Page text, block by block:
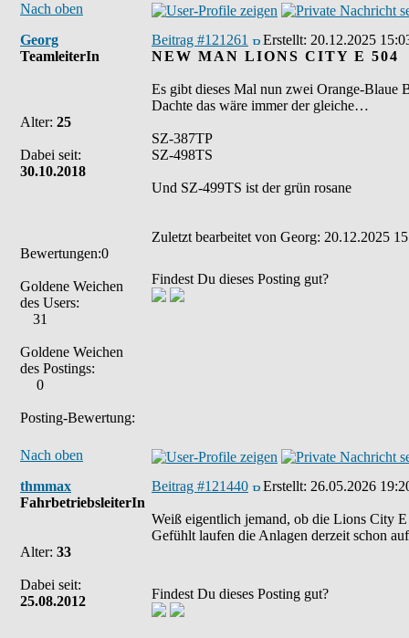
Nach oben
Georg
TeamleiterIn
Alter: 25
Dabei seit:
30.10.2018
Bewertungen:0
Goldene Weichen
des Users:
31
Goldene Weichen
des Postings:
0
Posting-Bewertung:
Beitrag #121261 Erstellt: 20.12.2025
NEW MAN LIONS CITY E 504
Es gibt dieses Mal nun zwei Orange-Blaue
Dachte das wäre immer der gleiche…
SZ-387TP
SZ-498TS
Und SZ-499TS ist der grün rosane
Zuletzt bearbeitet von Georg: 20.12.2025
Findest Du dieses Posting gut?
Nach oben
thmmax
FahrbetriebsleiterIn
Alter: 33
Dabei seit:
25.08.2012
Beitrag #121440 Erstellt: 26.05.2026
Weiß eigentlich jemand, ob die Lions City
Gefühlt laufen die Anlagen derzeit schon
Findest Du dieses Posting gut?